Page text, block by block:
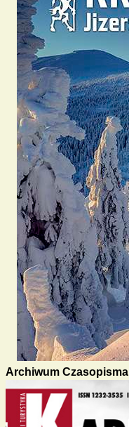
Archiwum Czasopisma